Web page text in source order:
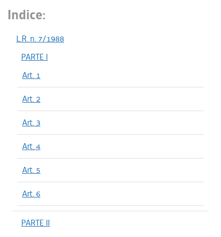
Indice:
L.R. n. 7/1988
PARTE I
Art. 1
Art. 2
Art. 3
Art. 4
Art. 5
Art. 6
PARTE II